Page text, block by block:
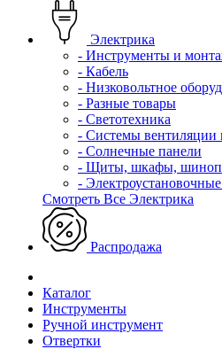
Электрика
- Инструменты и
- Кабель
- Низковольтное
- Разные товары
- Светотехника
- Системы вентиляции
- Солнечные панели
- Щиты, шкафы,
-
Смотреть Все Электрика
Распродажа
Каталог
Инструменты
Ручной инструмент
Отвертки